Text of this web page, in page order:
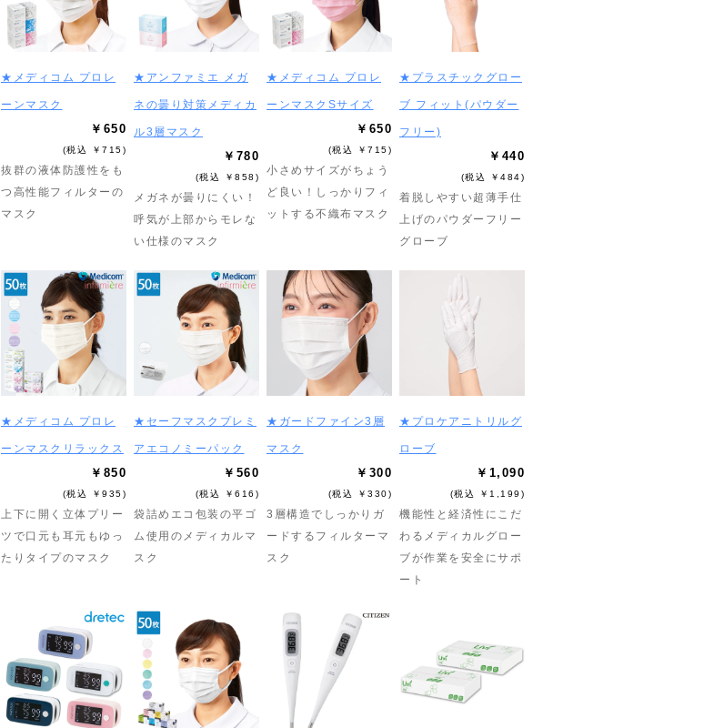
★メディコム プロレ
ーンマスク
￥650
(税込 ￥715)
抜群の液体防護性をも
つ高性能フィルターの
マスク
★アンファミエ メガ
ネの曇り対策メディカ
ル3層マスク
￥780
(税込 ￥858)
メガネが曇りにくい！
呼気が上部からモレな
い仕様のマスク
★メディコム プロレ
ーンマスクSサイズ
￥650
(税込 ￥715)
小さめサイズがちょう
ど良い！しっかりフィ
ットする不織布マスク
★プラスチックグロー
ブ フィット(パウダー
フリー)
￥440
(税込 ￥484)
着脱しやすい超薄手仕
上げのパウダーフリー
グローブ
★メディコム プロレ
ーンマスクリラックス
￥850
(税込 ￥935)
上下に開く立体プリー
ツで口元も耳元もゆっ
たりタイプのマスク
★セーフマスクプレミ
アエコノミーパック
￥560
(税込 ￥616)
袋詰めエコ包装の平ゴ
ム使用のメディカルマ
スク
★ガードファイン3層
マスク
￥300
(税込 ￥330)
3層構造でしっかりガ
ードするフィルターマ
スク
★プロケアニトリルグ
ローブ
￥1,090
(税込 ￥1,199)
機能性と経済性にこだ
わるメディカルグロー
ブが作業を安全にサポ
ート